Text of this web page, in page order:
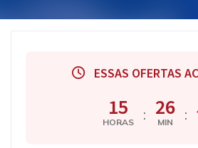
ESSAS OFERTAS
15
HORAS : 26
MIN :